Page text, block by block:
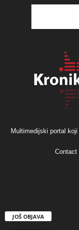
Multimedijski portal
Contact
JOŠ OBJAVA